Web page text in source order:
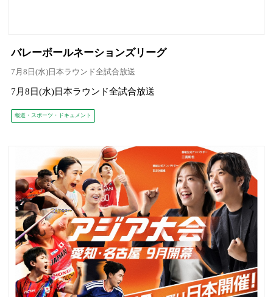
バレーボールネーションズリーグ
7月8日(水)日本ラウンド全試合放送
7月8日(水)日本ラウンド全試合放送
報道・スポーツ・ドキュメント